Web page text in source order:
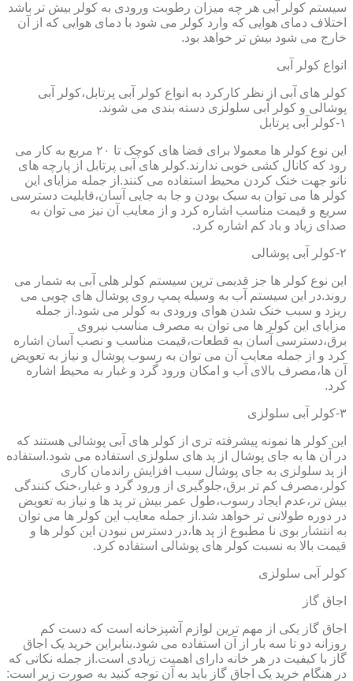
سیستم کولر آبی هر چه میزان رطوبت ورودی به کولر بیش تر باشد
اختلاف دمای هوایی که وارد کولر می شود با دمای هوایی که از آن
خارج می شود بیش تر خواهد بود.
انواع کولر آبی
کولر های آبی از نظر کارکرد به انواع کولر آبی پرتابل،کولر آبی
پوشالی و کولر آبی سلولزی دسته بندی می شوند.
۱-کولر آبی پرتابل
این نوع کولر ها معمولا برای فضا های کوچک تا ۲۰ مربع به کار می
رود که کانال کشی خوبی ندارند.کولر های آبی پرتابل از پارچه های
نانو جهت خنک کردن محیط استفاده می کنند.از جمله مزایای این
کولر ها می توان به سبک بودن و جا به جایی آسان،قابلیت دسترسی
سریع و قیمت مناسب اشاره کرد و از معایب آن نیز می توان به
صدای زیاد و باد کم اشاره کرد.
۲-کولر آبی پوشالی
این نوع کولر ها جز قدیمی ترین سیستم کولر هلی آبی به شمار می
روند.در این سیستم آب به وسیله پمپ روی پوشال های چوبی می
ریزد و سبب خنک شدن هوای ورودی به کولر می شود.از جمله
مزایای این کولر ها می توان به مصرف مناسب نیروی
برق،دسترسی آسان به قطعات،قیمت مناسب و نصب آسان اشاره
کرد و از جمله معایب آن می توان به رسوب پوشال و نیاز به تعویض
آن ها،مصرف بالای آب و امکان ورود گرد و غبار به محیط اشاره
کرد.
۳-کولر آبی سلولزی
این کولر ها نمونه پیشرفته تری از کولر های آبی پوشالی هستند که
در آن ها به جای پوشال از پد های سلولزی استفاده می شود.استفاده
از پد سلولزی به جای پوشال سبب افزایش راندمان کاری
کولر،مصرف کم تر برق،جلوگیری از ورود گرد و غبار،خنک کنندگی
بیش تر،عدم ایجاد رسوب،طول عمر بیش تر پد ها و نیاز به تعویض
در دوره طولانی تر خواهد شد.از جمله معایب این کولر ها می توان
به انتشار بوی نا مطبوع از پد ها،در دسترس نبودن این کولر ها و
قیمت بالا به نسبت کولر های پوشالی استفاده کرد.
کولر آبی سلولزی
اجاق گاز
اجاق گاز یکی از مهم ترین لوازم آشپزخانه است که دست کم
روزانه دو تا سه بار از آن استفاده می شود.بنابراین خرید یک اجاق
گاز با کیفیت در هر خانه دارای اهمیت زیادی است.از جمله نکاتی که
در هنگام خرید یک اجاق گاز باید به آن توجه کنید به صورت زیر است: